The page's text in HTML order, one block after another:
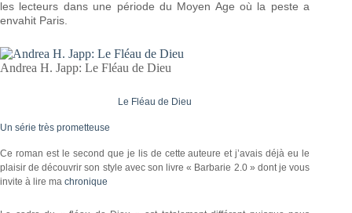
les lecteurs dans une période du Moyen Age où la peste a
envahit Paris.
Andrea H. Japp: Le Fléau de Dieu
Le Fléau de Dieu
Un série très prometteuse
Ce roman est le second que je lis de cette auteure et j’avais déjà eu le
plaisir de découvrir son style avec son livre « Barbarie 2.0 » dont je vous
invite à lire ma chronique